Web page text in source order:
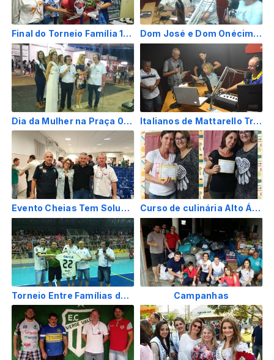
Final do Torneio Família 17 março 2018 Dom José e Dom Onécimo 12 março 2015
Dia da Mulher na Praça 09 março 2018 Italianos de Mattarello Trento - Fevereiro 2017
Evento Cheias Tem Solução! Rio do Sul 09 de abril 2018 Curso de culinária Alto Águas Verdes
Torneio Entre Famílias de Futsal 2018 e mais Campanhas